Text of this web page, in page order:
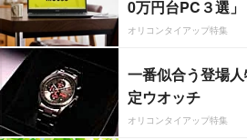
0万円台PC３選」
オリコンタイアップ特集
一番似合う登場
定ウオッチ
オリコンタイアップ特集